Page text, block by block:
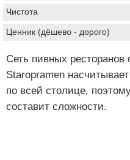
Чистота
Ценник (дёшево - дорого)
Сеть пивных ресторанов
Staropramen
по всей столице,
составит сложности.